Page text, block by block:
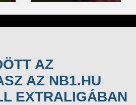
AZ
AZ NB1.HU
EXTRALIGÁBAN